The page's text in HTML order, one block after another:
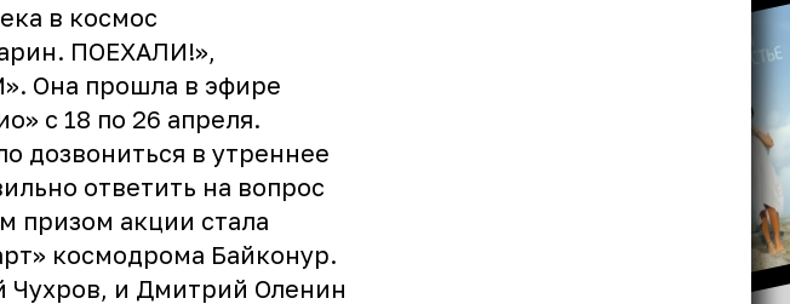
в космос
ПОЕХАЛИ!»,
Она прошла в эфире
с 18 по 26 апреля.
дозвониться в утреннее
ответить на вопрос
призом акции стала
космодрома Байконур.
Чухров, и Дмитрий Оленин